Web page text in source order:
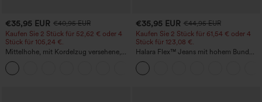
€35,95 EUR €40,95 EUR
Kaufen Sie 2 Stück für 52,62 € oder 4
Stück für 105,24 €.
Mittelhohe, mit Kordelzug versehene,
schnelltrocknende Golfhose mit schmal
zulaufendem Schnitt, abgerundetem
Saum und Taschen – UPF 40+
€35,95 EUR €44,95 EUR
Kaufen Sie 2 Stück für 61,54 € oder 4
Stück für 123,08 €.
Halara Flex™ Jeans mit hohem Bund
und Taschen, gewaschener, lässiger
Bootcut